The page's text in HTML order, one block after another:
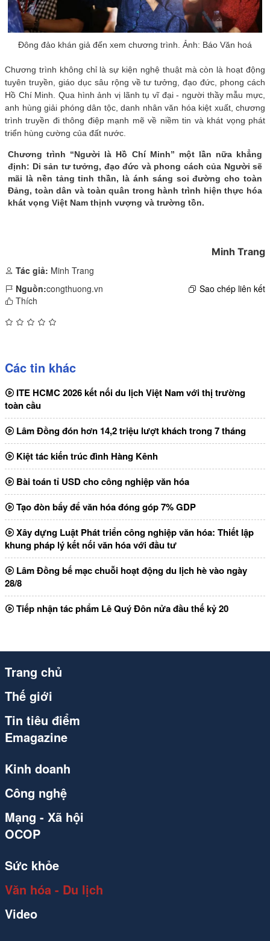
Đông đảo khán giả đến xem chương trình. Ảnh: Báo Văn hoá
Chương trình không chỉ là sự kiện nghệ thuật mà còn là hoạt động
tuyên truyền, giáo dục sâu rộng về tư tưởng, đạo đức, phong cách
Hồ Chí Minh. Qua hình ảnh vị lãnh tụ vĩ đại - người thầy mẫu mực,
anh hùng giải phóng dân tộc, danh nhân văn hóa kiệt xuất, chương
trình truyền đi thông điệp mạnh mẽ về niềm tin và khát vọng phát
triển hùng cường của đất nước.
Chương trình “Người là Hồ Chí Minh” một lần nữa khẳng
định: Di sản tư tưởng, đạo đức và phong cách của Người sẽ
mãi là nền tảng tinh thần, là ánh sáng soi đường cho toàn
Đảng, toàn dân và toàn quân trong hành trình hiện thực hóa
khát vọng Việt Nam thịnh vượng và trường tồn.
Minh Trang
Tác giả: Minh Trang
Nguồn:congthuong.vn
Sao chép liên kết
Thích
Các tin khác
ITE HCMC 2026 kết nối du lịch Việt Nam với thị trường
toàn cầu
Lâm Đồng đón hơn 14,2 triệu lượt khách trong 7 tháng
Kiệt tác kiến trúc đình Hàng Kênh
Bài toán tỉ USD cho công nghiệp văn hóa
Tạo đòn bẩy để văn hóa đóng góp 7% GDP
Xây dựng Luật Phát triển công nghiệp văn hóa: Thiết lập
khung pháp lý kết nối văn hóa với đầu tư
Lâm Đồng bế mạc chuỗi hoạt động du lịch hè vào ngày
28/8
Tiếp nhận tác phẩm Lê Quý Đôn nửa đầu thế kỷ 20
Trang chủ
Thế giới
Tin tiêu điểm
Emagazine
Kinh doanh
Công nghệ
Mạng - Xã hội
OCOP
Sức khỏe
Văn hóa - Du lịch
Video